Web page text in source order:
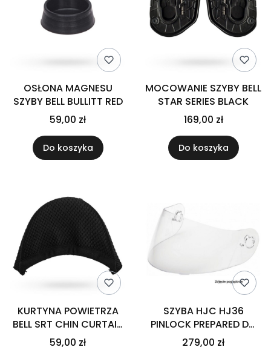
OSŁONA MAGNESU
SZYBY BELL BULLITT RED
59,00 zł
Do koszyka
MOCOWANIE SZYBY BELL
STAR SERIES BLACK
169,00 zł
Do koszyka
KURTYNA POWIETRZA
BELL SRT CHIN CURTAIN
BLACK
59,00 zł
SZYBA HJC HJ36
PINLOCK PREPARED DO
KASKU I100 CLEAR
279,00 zł